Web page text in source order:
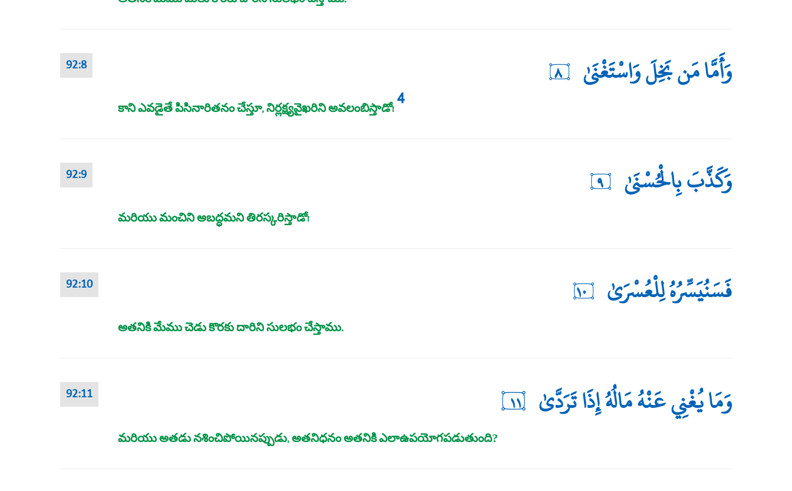
92:8 وَأَمَّا مَن بَخِلَ وَاسْتَغْنَىٰ ٨
కాని ఎవడైతే పిసినారితనం చేస్తూ, నిర్లక్ష్యవైఖరిని అవలంబిస్తాడో!4
92:9 وَكَذَّبَ بِالْحُسْنَىٰ ٩
మరియు మంచిని అబద్ధమని తిరస్కరిస్తాడో!
92:10 فَسَنُيَسِّرُهُ لِلْعُسْرَىٰ ١٠
అతనికి మేము చెడు కొరకు దారిని సులభం చేస్తాము.
92:11 وَمَا يُغْنِي عَنْهُ مَالُهُ إِذَا تَرَدَّىٰ ١١
మరియు అతడు నశించిపోయినప్పుడు, అతనిధనం అతనికి ఎలాఉపయోగపడుతుంది?